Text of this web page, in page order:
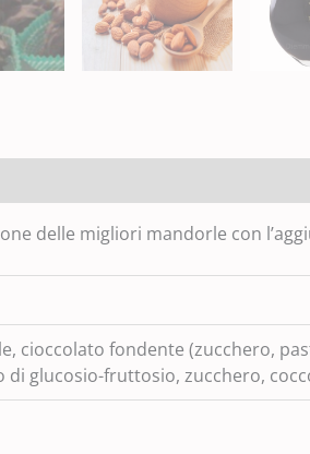
delle migliori mandorle con
cioccolato fondente (zucchero,
di glucosio-fruttosio, zucchero,